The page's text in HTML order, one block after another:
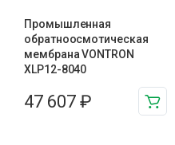
Промышленная
обратноосмотическая
мембрана VONTRON
XLP12-8040
47 607 ₽